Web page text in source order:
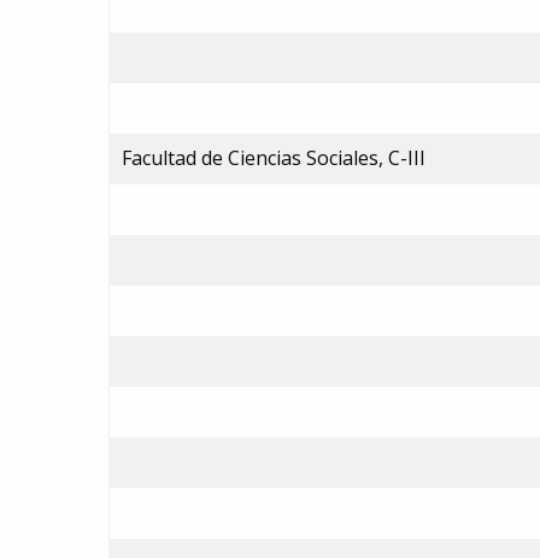
Facultad de Ciencias Sociales, C-III